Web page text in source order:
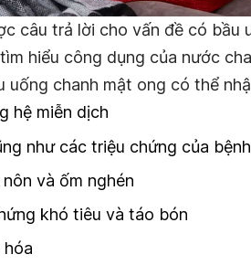
câu trả lời cho vấn đề có bầu
hiểu công dụng của nước
uống chanh mật ong có thể
hệ miễn dịch
như các triệu chứng của
và ốm nghén
khó tiêu và táo bón
hóa